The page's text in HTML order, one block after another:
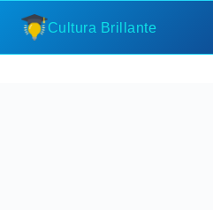
Saltar
contenido
Cultura Brillante